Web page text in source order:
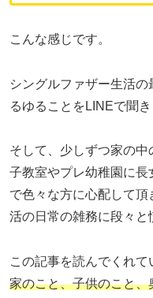
こんな感じです。
シングルファザー生活
るゆることをLINEで聞き
そして、少しずつ家の
子教室やプレ幼稚園に長
で色々な方に心配して
活の日常の雑務に段々と
この記事を読んでくれて
家のこと、子供のこと